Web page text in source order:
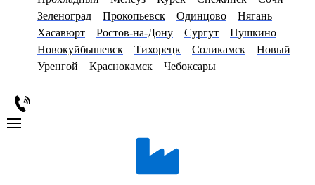
Зеленоград
Прокопьевск Одинцово
Нягань
Хасавюрт
Ростов-на-Дону Сургут
Пушкино
Новокуйбышевск
Тихорецк Соликамск
Новый
Уренгой
Краснокамск Чебоксары